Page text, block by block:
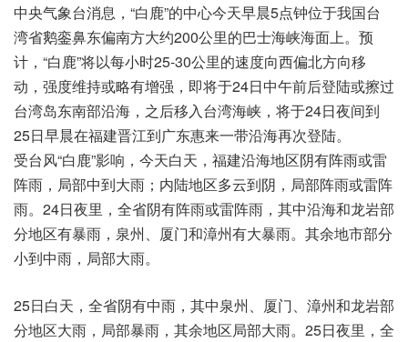
中央气象台消息，“白鹿”的中心今天早晨5点钟位于我国台
湾省鹅銮鼻东偏南方大约200公里的巴士海峡海面上。预
计，“白鹿”将以每小时25-30公里的速度向西偏北方向移
动，强度维持或略有增强，即将于24日中午前后登陆或擦过
台湾岛东南部沿海，之后移入台湾海峡，将于24日夜间到
25日早晨在福建晋江到广东惠来一带沿海再次登陆。
受台风“白鹿”影响，今天白天，福建沿海地区阴有阵雨或雷
阵雨，局部中到大雨；内陆地区多云到阴，局部阵雨或雷阵
雨。24日夜里，全省阴有阵雨或雷阵雨，其中沿海和龙岩部
分地区有暴雨，泉州、厦门和漳州有大暴雨。其余地市部分
小到中雨，局部大雨。
25日白天，全省阴有中雨，其中泉州、厦门、漳州和龙岩部
分地区大雨，局部暴雨，其余地区局部大雨。25日夜里，全